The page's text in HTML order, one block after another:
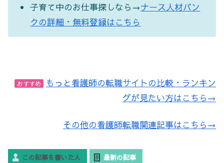
子育て中のお仕事探しなら→ナース人材バン
クの詳細・無料登録はこちら
おすすめ
もっと看護師の転職サイトの比較・ランキン
グが見たい方はこちら→
その他の看護師転職関連記事はこちら→
この記事を書いた人 最新の記事